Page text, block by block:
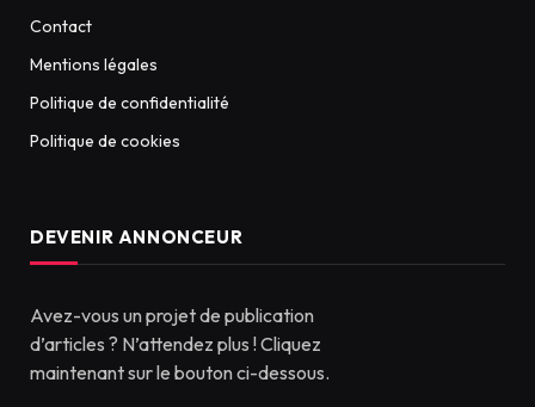
Contact
Mentions légales
Politique de confidentialité
Politique de cookies
DEVENIR ANNONCEUR
Avez-vous un projet de publication
d’articles ? N’attendez plus ! Cliquez
maintenant sur le bouton ci-dessous.